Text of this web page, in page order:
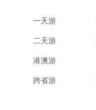
一天游
二天游
港澳游
跨省游